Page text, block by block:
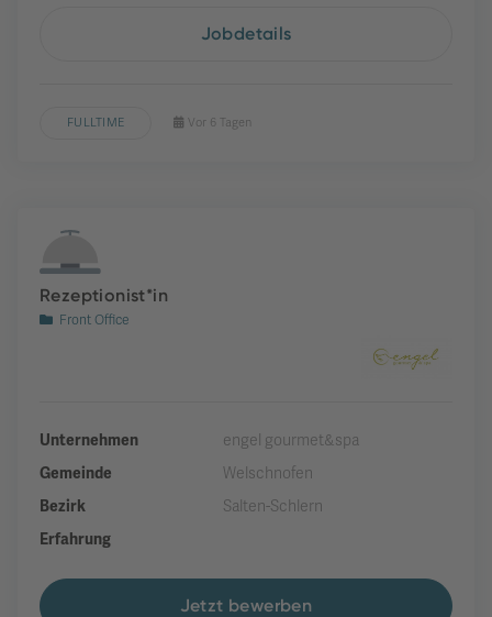
Jobdetails
FULLTIME Vor 6 Tagen
Rezeptionist*in
Front Office
Unternehmen
engel gourmet&spa
Gemeinde
Welschnofen
Bezirk
Salten-Schlern
Erfahrung
Jetzt bewerben